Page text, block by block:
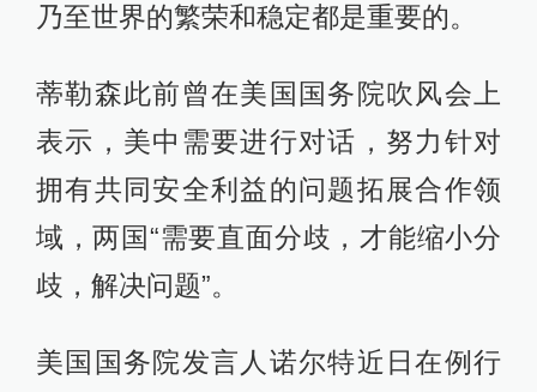
乃至世界的繁荣和稳定都是重要的。
蒂勒森此前曾在美国国务院吹风会上
表示，美中需要进行对话，努力针对
拥有共同安全利益的问题拓展合作领
域，两国“需要直面分歧，才能缩小分
歧，解决问题”。
美国国务院发言人诺尔特近日在例行